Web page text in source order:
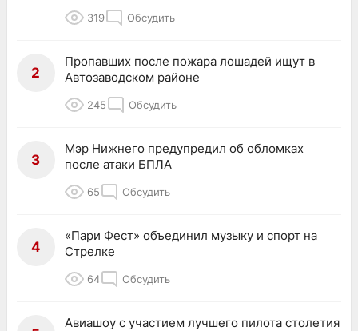
319 Обсудить
2
Пропавших после пожара лошадей ищут в
Автозаводском районе
245 Обсудить
3
Мэр Нижнего предупредил об обломках
после атаки БПЛА
65 Обсудить
4
«Пари Фест» объединил музыку и спорт на
Стрелке
64 Обсудить
Авиашоу с участием лучшего пилота столетия